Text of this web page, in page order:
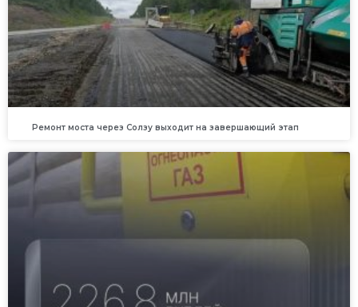
Ремонт моста через Солзу выходит на завершающий этап